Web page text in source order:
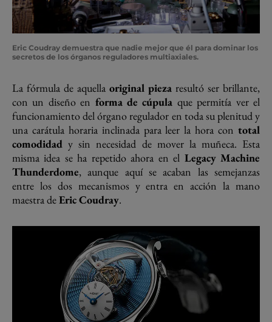
Eric Coudray demuestra que nadie mejor que él para dominar los
secretos de los órganos reguladores multiaxiales.
La fórmula de aquella original pieza resultó ser brillante,
con un diseño en forma de cúpula que permitía ver el
funcionamiento del órgano regulador en toda su plenitud y
una carátula horaria inclinada para leer la hora con total
comodidad y sin necesidad de mover la muñeca. Esta
misma idea se ha repetido ahora en el Legacy Machine
Thunderdome, aunque aquí se acaban las semejanzas
entre los dos mecanismos y entra en acción la mano
maestra deEric Coudray.